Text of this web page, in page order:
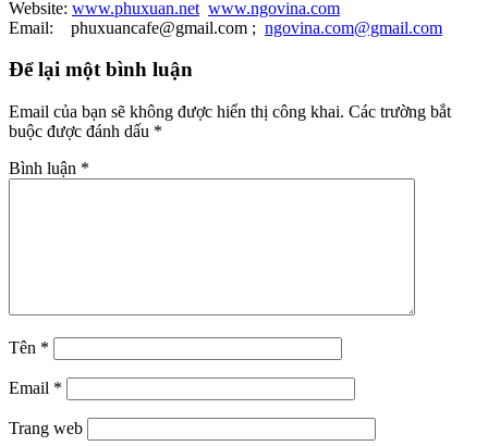
Website: www.phuxuan.net www.ngovina.com
Email: phuxuancafe@gmail.com ; ngovina.com@gmail.com
Để lại một bình luận
Email của bạn sẽ không được hiển thị công khai. Các trường bắt
buộc được đánh dấu *
Bình luận *
Tên *
Email *
Trang web